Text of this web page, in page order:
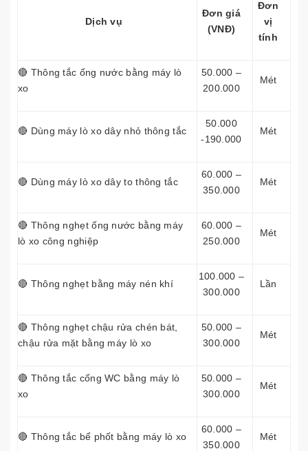
Dịch vụ
Đơn giá
(VNĐ)
Đơn
vị
tính
🔴 Thông tắc ống nước bằng máy lò
xo
50.000 –
200.000
Mét
🔴 Dùng máy lò xo dây nhỏ thông tắc
50.000
-190.000
Mét
🔴 Dùng máy lò xo dây to thông tắc
60.000 –
350.000
Mét
🔴 Thông nghẹt ống nước bằng máy
lò xo công nghiệp
60.000 –
250.000
Mét
🔴 Thông nghẹt bằng máy nén khí
100.000 –
300.000
Lần
🔴 Thông nghẹt chậu rửa chén bát,
chậu rửa mặt bằng máy lò xo
50.000 –
300.000
Mét
🔴 Thông tắc cống WC bằng máy lò
xo
50.000 –
300.000
Mét
🔴 Thông tắc bể phốt bằng máy lò xo
60.000 –
350.000
Mét